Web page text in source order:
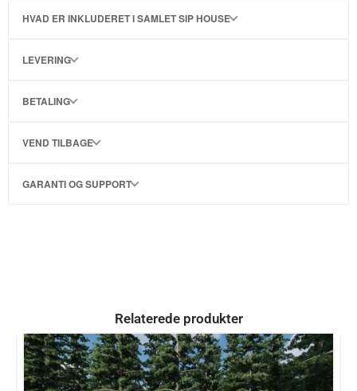
HVAD ER INKLUDERET I SAMLET SIP HOUSE
LEVERING
BETALING
VEND TILBAGE
GARANTI OG SUPPORT
Relaterede produkter